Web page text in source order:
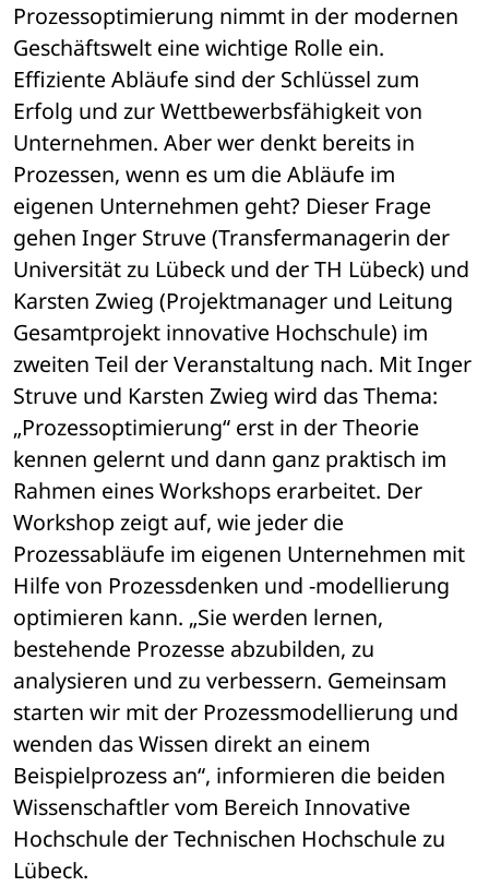
Prozessoptimierung nimmt in der modernen
Geschäftswelt eine wichtige Rolle ein.
Effiziente Abläufe sind der Schlüssel zum
Erfolg und zur Wettbewerbsfähigkeit von
Unternehmen. Aber wer denkt bereits in
Prozessen, wenn es um die Abläufe im
eigenen Unternehmen geht? Dieser Frage
gehen Inger Struve (Transfermanagerin der
Universität zu Lübeck und der TH Lübeck) und
Karsten Zwieg (Projektmanager und Leitung
Gesamtprojekt innovative Hochschule) im
zweiten Teil der Veranstaltung nach. Mit Inger
Struve und Karsten Zwieg wird das Thema:
„Prozessoptimierung“ erst in der Theorie
kennen gelernt und dann ganz praktisch im
Rahmen eines Workshops erarbeitet. Der
Workshop zeigt auf, wie jeder die
Prozessabläufe im eigenen Unternehmen mit
Hilfe von Prozessdenken und -modellierung
optimieren kann. „Sie werden lernen,
bestehende Prozesse abzubilden, zu
analysieren und zu verbessern. Gemeinsam
starten wir mit der Prozessmodellierung und
wenden das Wissen direkt an einem
Beispielprozess an“, informieren die beiden
Wissenschaftler vom Bereich Innovative
Hochschule der Technischen Hochschule zu
Lübeck.